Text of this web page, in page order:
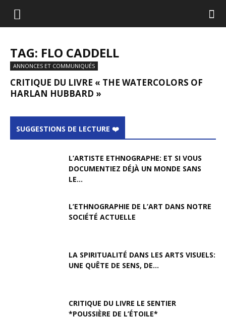
TAG: FLO CADDELL
ANNONCES ET COMMUNIQUÉS
CRITIQUE DU LIVRE « THE WATERCOLORS OF
HARLAN HUBBARD »
SUGGESTIONS DE LECTURE ❤️
L’ARTISTE ETHNOGRAPHE: ET SI VOUS
DOCUMENTIEZ DÉJÀ UN MONDE SANS
LE...
L’ETHNOGRAPHIE DE L’ART DANS NOTRE
SOCIÉTÉ ACTUELLE
LA SPIRITUALITÉ DANS LES ARTS VISUELS:
UNE QUÊTE DE SENS, DE...
CRITIQUE DU LIVRE LE SENTIER
*POUSSIÈRE DE L’ÉTOILE*